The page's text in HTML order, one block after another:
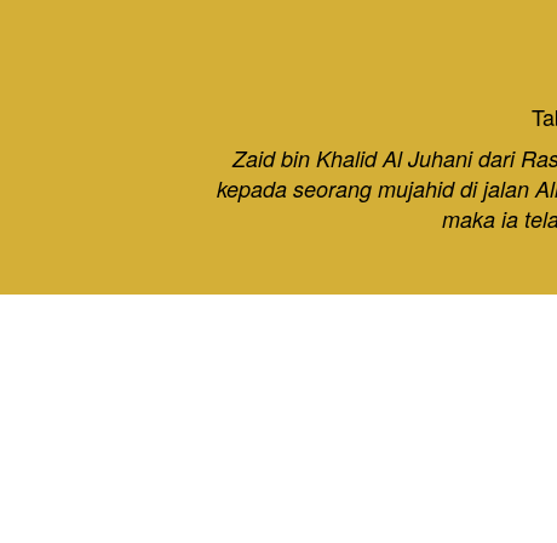
Zaid bin Khalid Al Juhani dari
kepada seorang mujahid di jalan
maka ia